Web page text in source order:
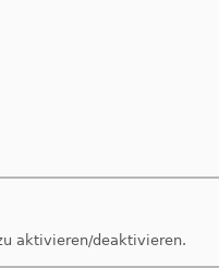
aktivieren/deaktivieren.